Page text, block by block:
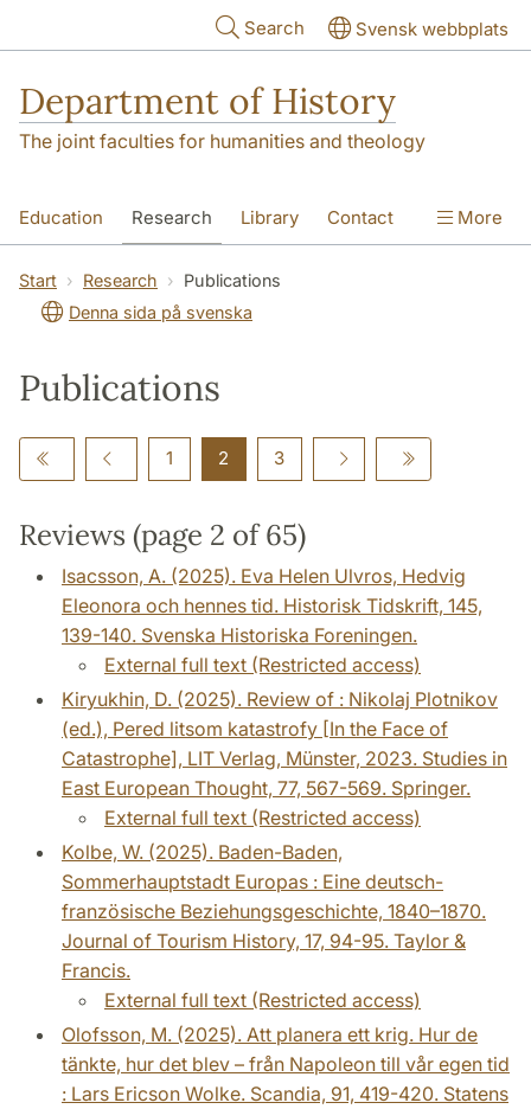
Search Svensk webbplats
Department of History
The joint faculties for humanities and theology
Education Research Library Contact
About the Department
More
Start Research
Publications
Denna sida på svenska
Publications
1 2 3
Reviews (page 2 of 65)
Isacsson, A. (2025). Eva Helen Ulvros, Hedvig
Eleonora och hennes tid. Historisk Tidskrift, 145,
139-140. Svenska Historiska Foreningen.
External full text (Restricted access)
Kiryukhin, D. (2025). Review of : Nikolaj Plotnikov
(ed.), Pered litsom katastrofy [In the Face of
Catastrophe], LIT Verlag, Münster, 2023. Studies in
East European Thought, 77, 567-569. Springer.
External full text (Restricted access)
Kolbe, W. (2025). Baden-Baden,
Sommerhauptstadt Europas : Eine deutsch-
französische Beziehungsgeschichte, 1840–1870.
Journal of Tourism History, 17, 94-95. Taylor &
Francis.
External full text (Restricted access)
Olofsson, M. (2025). Att planera ett krig. Hur de
tänkte, hur det blev – från Napoleon till vår egen tid
: Lars Ericson Wolke. Scandia, 91, 419-420. Statens